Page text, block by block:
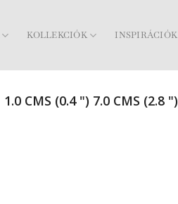
KOLLEKCIÓK INSPIRÁCIÓK
1.0 CMS (0.4 ") 7.0 CMS (2.8 ")